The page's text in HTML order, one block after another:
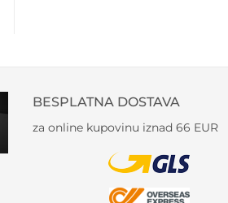
BESPLATNA DOSTAVA
za online kupovinu iznad 66 EUR